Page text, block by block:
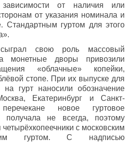
от наличия или
от указания номинала и
Стандартным гуртом для этого
свою роль массовый
монетные дворы привозили
«облачные» копейки,
стопе. При их выпуске для
гурт наносили обозначение
Екатеринбург и Санкт-
новое гуртовое
не всегда, поэтому
с московским
гуртом. С надписью